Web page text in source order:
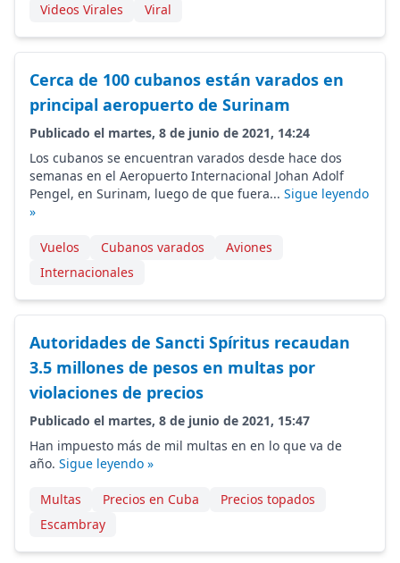
Videos Virales
Viral
Cerca de 100 cubanos están varados en
principal aeropuerto de Surinam
Publicado el martes, 8 de junio de 2021, 14:24
Los cubanos se encuentran varados desde hace dos
semanas en el Aeropuerto Internacional Johan Adolf
Pengel, en Surinam, luego de que fuera... Sigue leyendo
»
Vuelos Cubanos varados
Aviones
Internacionales
Autoridades de Sancti Spíritus recaudan
3.5 millones de pesos en multas por
violaciones de precios
Publicado el martes, 8 de junio de 2021, 15:47
Han impuesto más de mil multas en en lo que va de
año. Sigue leyendo »
Multas Precios en Cuba
Precios topados
Escambray